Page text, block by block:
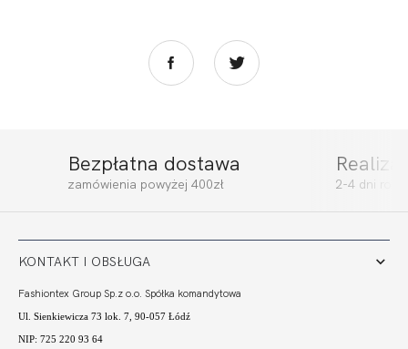
QUEEN SOFT LACE
QUEEN SOFT PRO
Bezpłatna dostawa
zamówienia powyżej 400zł 2-4 dni
KONTAKT I OBSŁUGA
Fashiontex Group Sp.z o.o. Spółka komandytowa
Ul. Sienkiewicza 73 lok. 7, 90-057 Łódź
NIP: 725 220 93 64